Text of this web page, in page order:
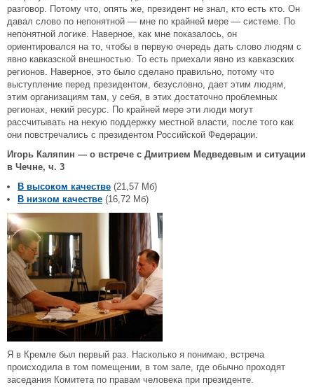
разговор. Потому что, опять же, президент не знал, кто есть кто. Он
давал слово по непонятной — мне по крайней мере — системе. По
непонятной логике. Наверное, как мне показалось, он
ориентировался на то, чтобы в первую очередь дать слово людям с
явно кавказской внешностью. То есть приехали явно из кавказских
регионов. Наверное, это было сделано правильно, потому что
выступление перед президентом, безусловно, дает этим людям,
этим организациям там, у себя, в этих достаточно проблемных
регионах, некий ресурс. По крайней мере эти люди могут
рассчитывать на некую поддержку местной власти, после того как
они повстречались с президентом Российской Федерации.
Игорь Каляпин — о встрече с Дмитрием Медведевым и ситуации
в Чечне, ч. 3
В высоком качестве (21,57 Мб)
В низком качестве (16,72 Мб)
Я в Кремле был первый раз. Насколько я понимаю, встреча
происходила в том помещении, в том зале, где обычно проходят
заседания Комитета по правам человека при президенте.